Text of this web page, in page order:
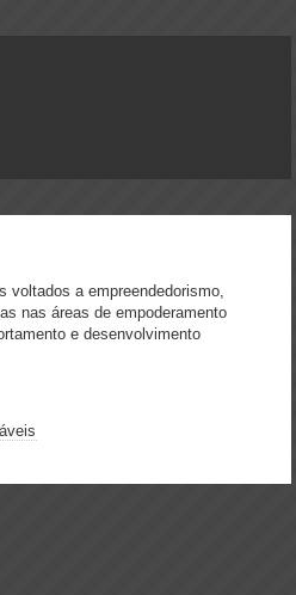
voltados a empreendedorismo,
nas áreas de empoderamento
e desenvolvimento